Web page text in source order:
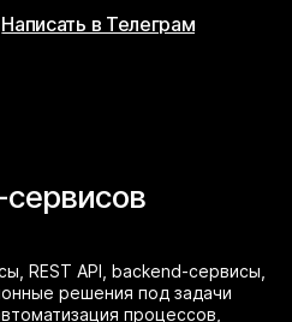
Написать в Телеграм
сервисов
REST API, backend-сервисы,
решения под задачи
процессов,